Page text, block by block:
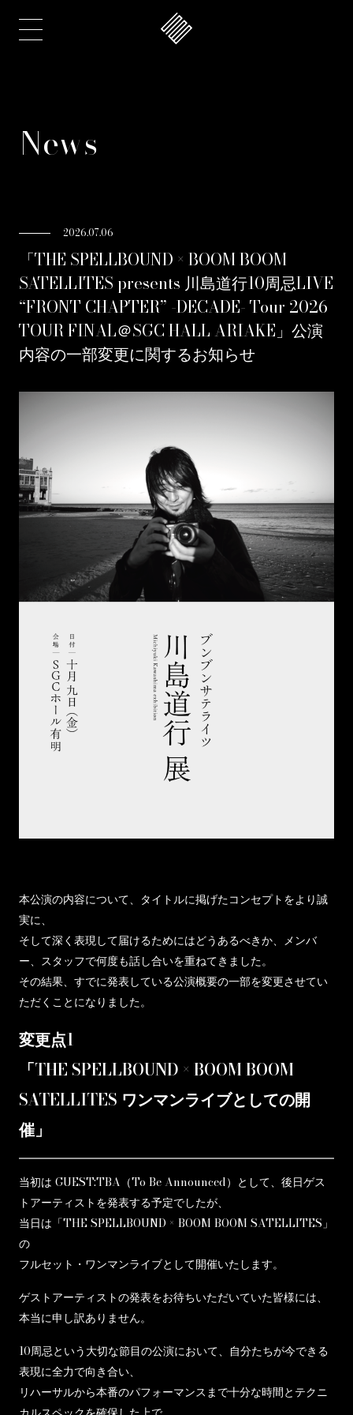
News
2026.07.06
「THE SPELLBOUND × BOOM BOOM
SATELLITES presents 川島道行10周忌LIVE
“FRONT CHAPTER” -DECADE- Tour 2026
TOUR FINAL＠SGC HALL ARIAKE」公演
内容の一部変更に関するお知らせ
本公演の内容について、タイトルに掲げたコンセプトをより誠
実に、
そして深く表現して届けるためにはどうあるべきか、メンバ
ー、スタッフで何度も話し合いを重ねてきました。
その結果、すでに発表している公演概要の一部を変更させてい
ただくことになりました。
変更点1
「THE SPELLBOUND × BOOM BOOM
SATELLITES ワンマンライブとしての開
催」
当初は GUEST:TBA（To Be Announced）として、後日ゲス
トアーティストを発表する予定でしたが、
当日は「THE SPELLBOUND × BOOM BOOM SATELLITES」
の
フルセット・ワンマンライブとして開催いたします。
ゲストアーティストの発表をお待ちいただいていた皆様には、
本当に申し訳ありません。
10周忌という大切な節目の公演において、自分たちが今できる
表現に全力で向き合い、
リハーサルから本番のパフォーマンスまで十分な時間とテクニ